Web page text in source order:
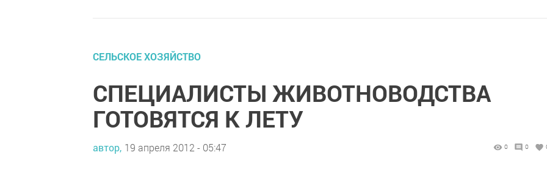
СЕЛЬСКОЕ ХОЗЯЙСТВО
СПЕЦИАЛИСТЫ ЖИВОТНОВОДСТВА
ГОТОВЯТСЯ К ЛЕТУ
автор, 19 апреля 2012 - 05:47 0 0